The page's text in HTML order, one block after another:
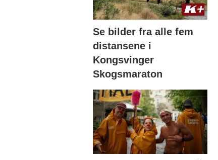
Se bilder fra alle fem
distansene i
Kongsvinger
Skogsmaraton